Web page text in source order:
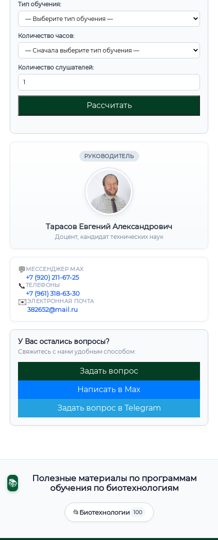
Тип обучения:
Количество часов:
Количество слушателей:
Рассчитать
РУКОВОДИТЕЛЬ
Тарасов Евгений Александрович
Доцент, кандидат технических наук
💬 МЕССЕНДЖЕР MAX
+7 (920) 211-67-25
📞ТЕЛЕФОНЫ
+7 (961) 318-63-30
✉️ЭЛЕКТРОННАЯ ПОЧТА
382652@mail.ru
У Вас остались вопросы?
Свяжитесь с нами удобным способом:
Задать вопрос
Написать в Max
Задать вопрос в Telegram
📚
Полезные материалы по программам
обучения по биотехнологиям
📂Биотехнологии 100